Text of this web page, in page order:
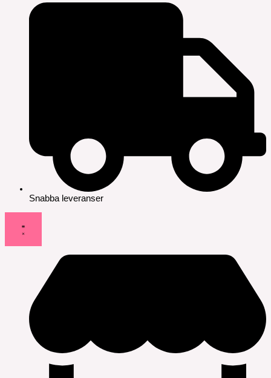
Snabba leveranser